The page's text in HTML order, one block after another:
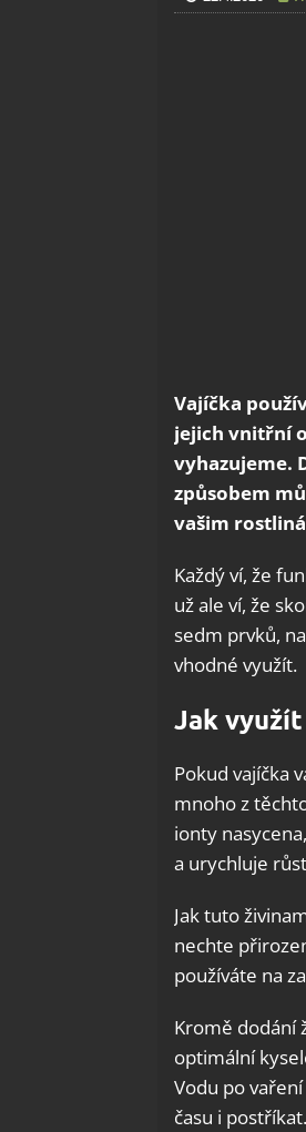
Vajíčka
jejich vnitřní
vyhazujeme.
způsobem
vašim
Každý ví, že
už ale ví, že
sedm prvků,
vhodné využít.
Jak
Pokud vajíčka
mnoho z
ionty
a urychluje
Jak tuto
nechte
používáte na
Kromě dodání
optimální
Vodu po
času i